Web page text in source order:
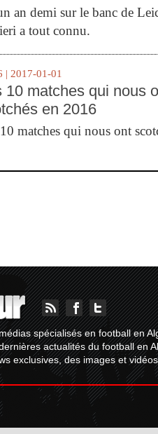
an demi sur le banc de
a tout connu.
| 2017-01-01
10 matches qui nous
en 2016
matches qui nous ont
spécialisés en football en
actualités du football en
exclusives, des images et